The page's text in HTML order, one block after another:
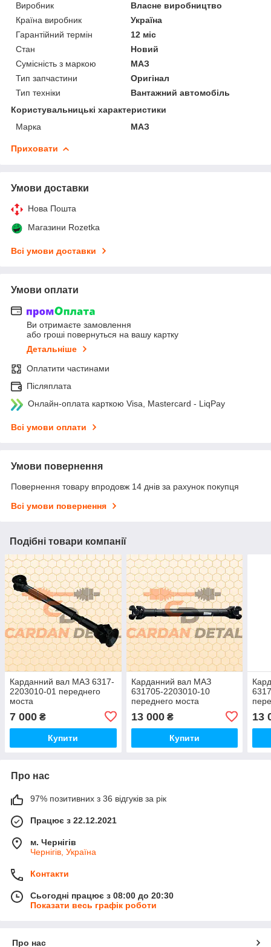
Виробник
Власне виробництво
Країна виробник
Україна
Гарантійний термін
12 міс
Стан
Новий
Сумісність з маркою
МАЗ
Тип запчастини
Оригінал
Тип техніки
Вантажний автомобіль
Користувальницькі характеристики
Марка
МАЗ
Приховати
Умови доставки
Нова Пошта
Магазини Rozetka
Всі умови доставки
Умови оплати
Ви отримаєте замовлення
або гроші повернуться на вашу картку
Детальніше
Оплатити частинами
Післяплата
Онлайн-оплата карткою Visa, Mastercard - LiqPay
Всі умови оплати
Умови повернення
Повернення товару впродовж 14 днів за рахунок покупця
Всі умови повернення
Подібні товари компанії
Карданний вал МАЗ 6317-
2203010-01 переднего
моста
7 000 ₴
Купити
Карданний вал МАЗ
631705-2203010-10
переднего моста
13 000₴
Купити
13
Про нас
97% позитивних з 36 відгуків за рік
Працює з 22.12.2021
м. Чернігів
Чернігів, Україна
Контакти
Сьогодні працює з 08:00 до 20:30
Показати весь графік роботи
Про нас